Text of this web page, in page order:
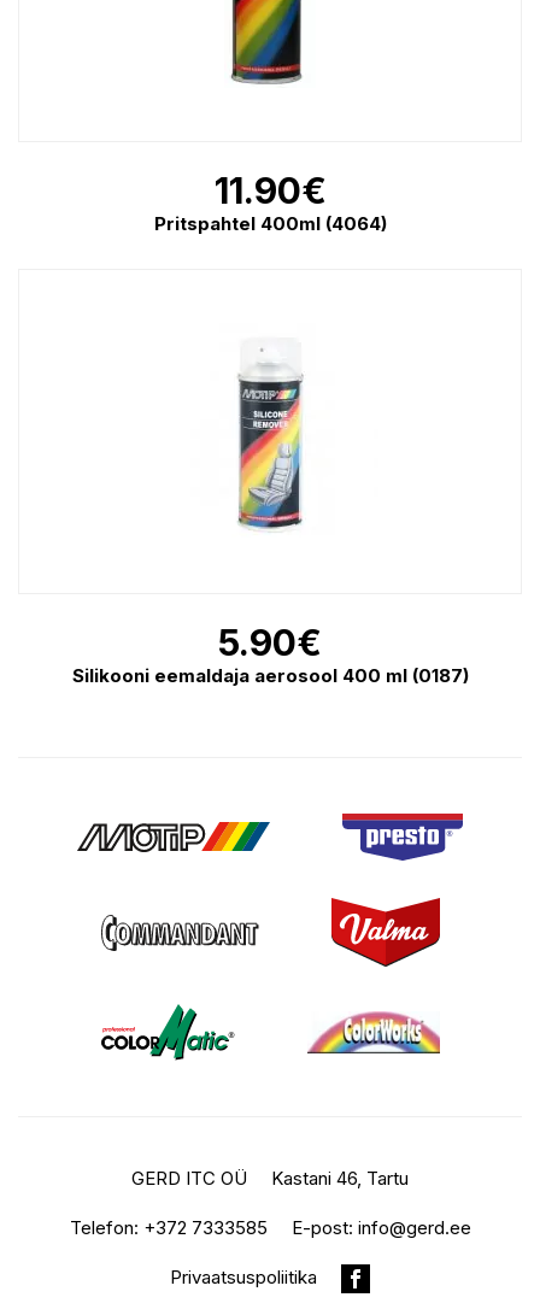
11.90€
Pritspahtel 400ml (4064)
5.90€
Silikooni eemaldaja aerosool 400 ml (0187)
GERD ITC OÜ Kastani 46, Tartu
Telefon: +372 7333585 E-post: info@gerd.ee
Privaatsuspoliitika